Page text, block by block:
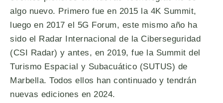
algo nuevo. Primero fue en 2015 la 4K Summit,
luego en 2017 el 5G Forum, este mismo año ha
sido el Radar Internacional de la Ciberseguridad
(CSI Radar) y antes, en 2019, fue la Summit del
Turismo Espacial y Subacuático (SUTUS) de
Marbella. Todos ellos han continuado y tendrán
nuevas ediciones en 2024.